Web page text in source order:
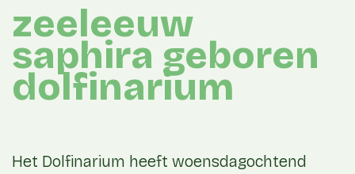
zeeleeuw
saphira geboren
dolfinarium
Het Dolfinarium heeft woensdagochtend